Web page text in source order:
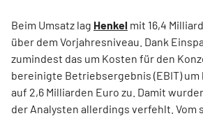
Beim Umsatz lag Henkel mit 16,4
über dem Vorjahresniveau. Dank
zumindest das um Kosten für den
bereinigte Betriebsergebnis (EBIT) um
auf 2,6 Milliarden Euro zu. Damit
der Analysten allerdings verfehlt. Vom